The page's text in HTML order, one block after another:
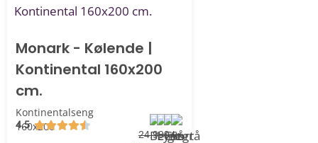
Monark - Kølende |
Kontinental 160x200
cm.
Kontinentalseng
160x200
4.5
24.999 kr.